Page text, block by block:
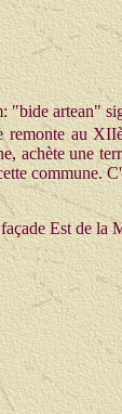
"bide artean"
au
achète une
commune.
Est de la